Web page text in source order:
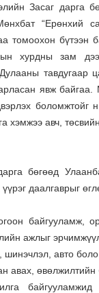
Засаг дарга
“Ерөнхий
томоохон бүтээн
хурдны зам
тавдугаар
явж
боломжтойг
хэмжээ авч,
бөгөөд
даалгаврыг
байгууламж,
ажлыг
шинэчлэл, авто
авах, өвөлжилтийн